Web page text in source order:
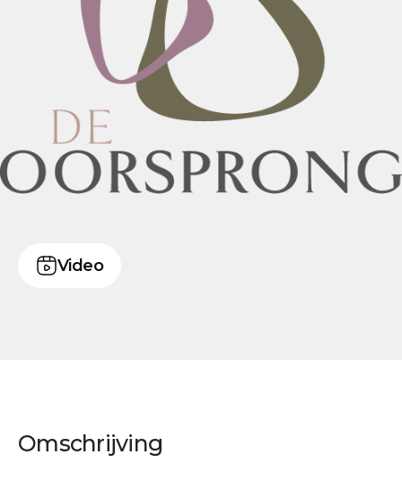
Video
Omschrijving